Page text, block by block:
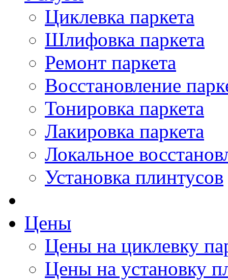
Циклевка паркета
Шлифовка паркета
Ремонт паркета
Восстановление
Тонировка паркета
Лакировка паркета
Локальное
Установка плинтусов
Цены
Цены на циклевку
Цены на установку